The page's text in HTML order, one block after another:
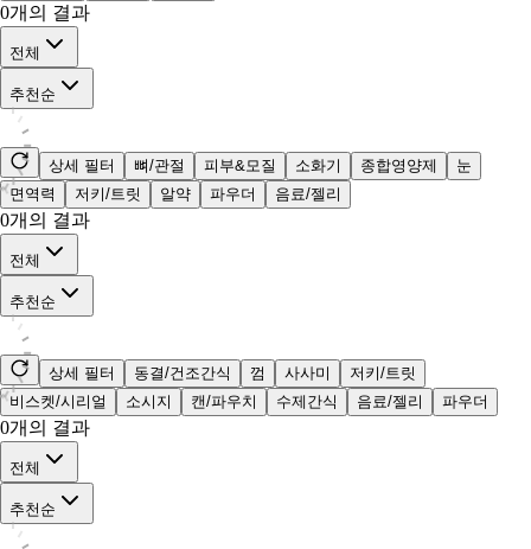
0개의 결과
전체
추천순
상세 필터 뼈/관절 피부&모질 소화기 종합영양제
눈
면역력
저키/트릿 알약 파우더 음료/젤리
0개의 결과
전체
추천순
상세 필터 동결/건조간식 껌 사사미
저키/트릿
비스켓/시리얼
소시지 캔/파우치 수제간식 음료/젤리 파우더
0개의 결과
전체
추천순